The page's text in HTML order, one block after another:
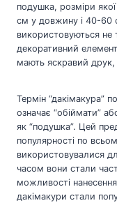
подушка, розміри
см у довжину і 40-60
використовуються не
декоративний
мають яскравий
Термін “дакімакура”
означає “обіймати”
як “подушка”. Цей
популярності по
використовувалися
часом вони стали
можливості
дакімакури стали